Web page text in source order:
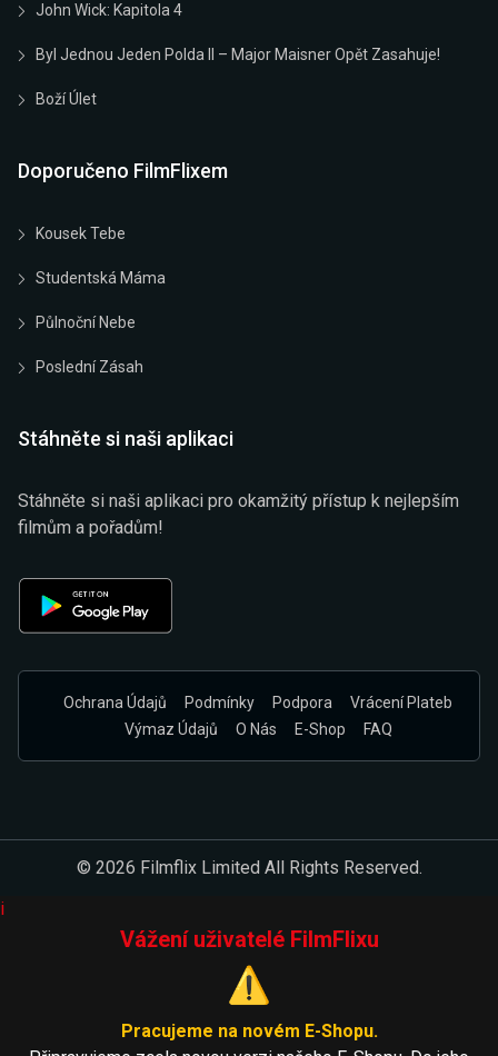
John Wick: Kapitola 4
Byl Jednou Jeden Polda II – Major Maisner Opět Zasahuje!
Boží Úlet
Doporučeno FilmFlixem
Kousek Tebe
Studentská Máma
Půlnoční Nebe
Poslední Zásah
Stáhněte si naši aplikaci
Stáhněte si naši aplikaci pro okamžitý přístup k nejlepším
filmům a pořadům!
Ochrana Údajů Podmínky Podpora
Vrácení Plateb
Výmaz Údajů
O Nás E-Shop FAQ
© 2026 Filmflix Limited All Rights Reserved.
i
Vážení uživatelé FilmFlixu
⚠️
Pracujeme na novém E-Shopu.